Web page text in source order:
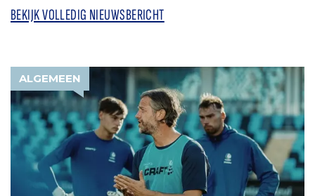
BEKIJK VOLLEDIG NIEUWSBERICHT
ALGEMEEN